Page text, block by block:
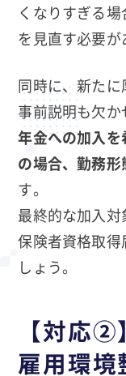
くなりすぎる
を見直す必要が
同時に、新た
事前説明も欠か
年金への加入
の場合、勤務
す。
最終的な加入
保険者資格取
しょう。
【対応
雇用環境